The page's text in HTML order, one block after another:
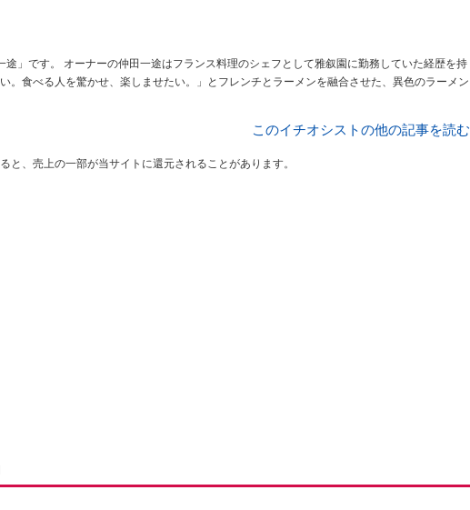
」です。 オーナーの仲田一途はフランス料理のシェフとして雅叙園に勤務していた経歴を持
。食べる人を驚かせ、楽しませたい。」とフレンチとラーメンを融合させた、異色のラーメン
このイチオシストの他の記事を読む
と、売上の一部が当サイトに還元されることがあります。